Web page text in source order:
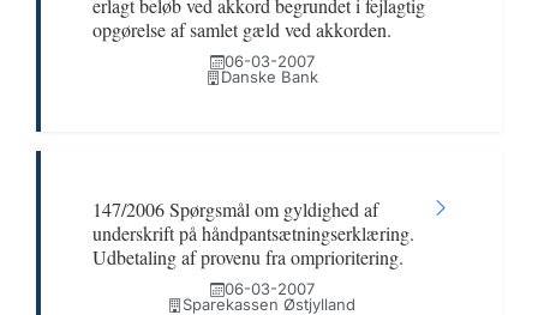
erlagt beløb ved akkord begrundet i fejlagtig
opgørelse af samlet gæld ved akkorden.
06-03-2007
Danske Bank
147/2006 Spørgsmål om gyldighed af
underskrift på håndpantsætningserklæring.
Udbetaling af provenu fra omprioritering.
06-03-2007
Sparekassen Østjylland